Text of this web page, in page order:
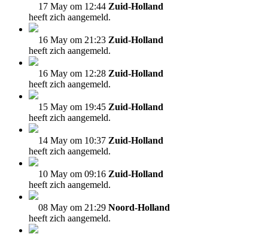
17 May om 12:44 Zuid-Holland
heeft zich aangemeld.
16 May om 21:23 Zuid-Holland
heeft zich aangemeld.
16 May om 12:28 Zuid-Holland
heeft zich aangemeld.
15 May om 19:45 Zuid-Holland
heeft zich aangemeld.
14 May om 10:37 Zuid-Holland
heeft zich aangemeld.
10 May om 09:16 Zuid-Holland
heeft zich aangemeld.
08 May om 21:29 Noord-Holland
heeft zich aangemeld.